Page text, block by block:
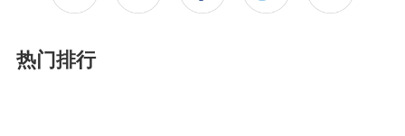
热门排行